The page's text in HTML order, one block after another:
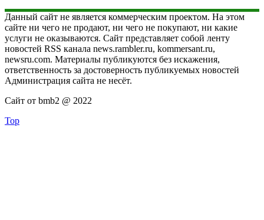
Данный сайт не является коммерческим проектом. На этом
сайте ни чего не продают, ни чего не покупают, ни какие
услуги не оказываются. Сайт представляет собой ленту
новостей RSS канала news.rambler.ru, kommersant.ru,
newsru.com. Материалы публикуются без искажения,
ответственность за достоверность публикуемых новостей
Администрация сайта не несёт.
Сайт от bmb2 @ 2022
Top